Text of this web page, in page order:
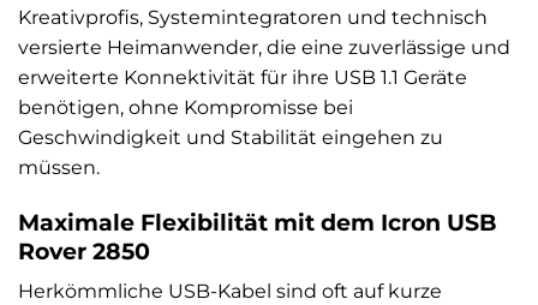
Kreativprofis, Systemintegratoren und technisch
versierte Heimanwender, die eine zuverlässige und
erweiterte Konnektivität für ihre USB 1.1 Geräte
benötigen, ohne Kompromisse bei
Geschwindigkeit und Stabilität eingehen zu
müssen.
Maximale Flexibilität mit dem Icron USB
Rover 2850
Herkömmliche USB-Kabel sind oft auf kurze